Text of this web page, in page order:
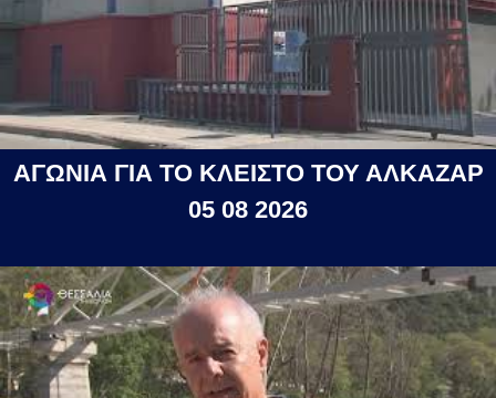
ΑΓΩΝΙΑ ΓΙΑ ΤΟ ΚΛΕΙΣΤΟ ΤΟΥ ΑΛΚΑΖΑΡ
05 08 2026